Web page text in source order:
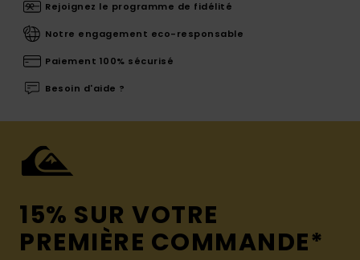
Rejoignez le programme de fidélité
Notre engagement eco-responsable
Paiement 100% sécurisé
Besoin d'aide ?
15% SUR VOTRE
PREMIÈRE COMMANDE*